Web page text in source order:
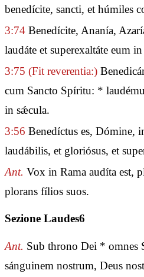
benedícite, sancti, et húmiles
3:74 Benedícite, Ananía,
laudáte et superexaltáte eum
3:75 (Fit reverentia:)
cum Sancto Spíritu: *
in sǽcula.
3:56 Benedíctus es, Dómine,
laudábilis, et gloriósus, et
Ant. Vox in Rama audíta est,
plorans fílios suos.
Sezione Laudes6
Ant. Sub throno Dei * omnes
sánguinem nostrum, Deus